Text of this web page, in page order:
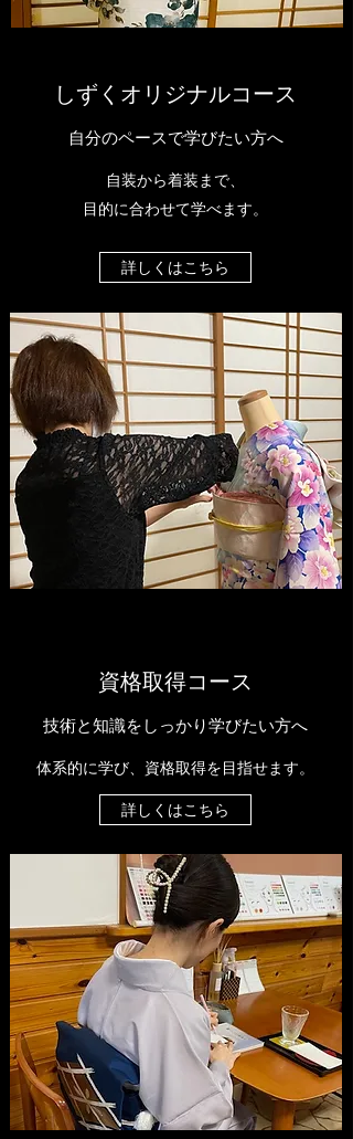
​​しずくオリジナルコース
​自分のペースで学びたい方へ
自装から着装まで、
目的に合わせて学べます。
詳しくはこちら
​​資格取得コース
​技術と知識をしっかり学びたい方へ
​体系的に学び、資格取得を目指せます。
詳しくはこちら